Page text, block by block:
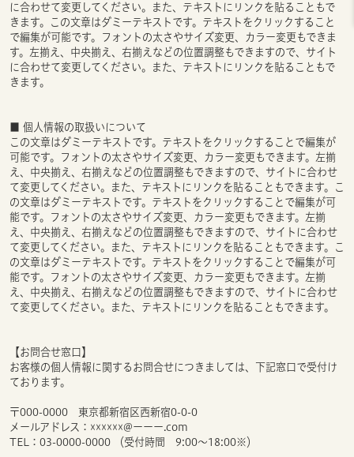
に合わせて変更してください。また、テキストにリンクを貼ることもで
きます。この文章はダミーテキストです。テキストをクリックすること
で編集が可能です。フォントの太さやサイズ変更、カラー変更もできま
す。左揃え、中央揃え、右揃えなどの位置調整もできますので、サイト
に合わせて変更してください。また、テキストにリンクを貼ることもで
きます。
■ 個人情報の取扱いについて
この文章はダミーテキストです。テキストをクリックすることで編集が
可能です。フォントの太さやサイズ変更、カラー変更もできます。左揃
え、中央揃え、右揃えなどの位置調整もできますので、サイトに合わせ
て変更してください。また、テキストにリンクを貼ることもできます。こ
の文章はダミーテキストです。テキストをクリックすることで編集が可
能です。フォントの太さやサイズ変更、カラー変更もできます。左揃
え、中央揃え、右揃えなどの位置調整もできますので、サイトに合わせ
て変更してください。また、テキストにリンクを貼ることもできます。こ
の文章はダミーテキストです。テキストをクリックすることで編集が可
能です。フォントの太さやサイズ変更、カラー変更もできます。左揃
え、中央揃え、右揃えなどの位置調整もできますので、サイトに合わせ
て変更してください。また、テキストにリンクを貼ることもできます。
【お問合せ窓口】
お客様の個人情報に関するお問合せにつきましては、下記窓口で受付け
ております。
〒000-0000 東京都新宿区西新宿0-0-0
メールアドレス：☓☓☓☓☓☓@ーーー.com
TEL：03-0000-0000 （受付時間 9:00～18:00※）